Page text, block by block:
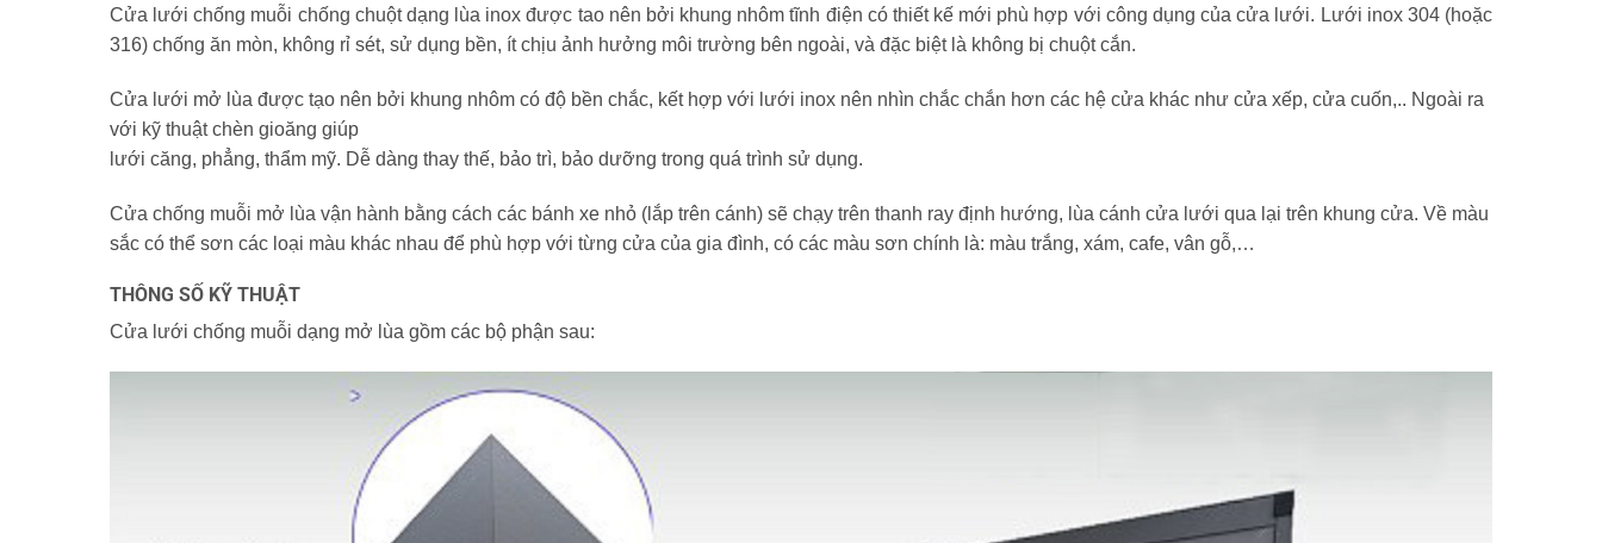
Cửa lưới chống muỗi chống chuột dạng lùa inox được tao nên bởi khung nhôm tĩnh điện có thiết kế mới phù hợp với công dụng của cửa lưới. Lưới inox 304 (hoặc
316) chống ăn mòn, không rỉ sét, sử dụng bền, ít chịu ảnh hưởng môi trường bên ngoài, và đặc biệt là không bị chuột cắn.
Cửa lưới mở lùa được tạo nên bởi khung nhôm có độ bền chắc, kết hợp với lưới inox nên nhìn chắc chắn hơn các hệ cửa khác như cửa xếp, cửa cuốn,.. Ngoài ra
với kỹ thuật chèn gioăng giúp
lưới căng, phẳng, thẩm mỹ. Dễ dàng thay thế, bảo trì, bảo dưỡng trong quá trình sử dụng.
Cửa chống muỗi mở lùa vận hành bằng cách các bánh xe nhỏ (lắp trên cánh) sẽ chạy trên thanh ray định hướng, lùa cánh cửa lưới qua lại trên khung cửa. Về màu
sắc có thể sơn các loại màu khác nhau để phù hợp với từng cửa của gia đình, có các màu sơn chính là: màu trắng, xám, cafe, vân gỗ,…
THÔNG SỐ KỸ THUẬT
Cửa lưới chống muỗi dạng mở lùa gồm các bộ phận sau: